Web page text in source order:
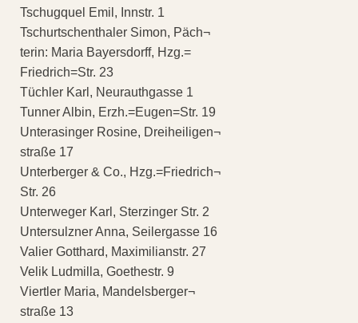
Tschugquel Emil, Innstr. 1
Tschurtschenthaler Simon, Päch¬
terin: Maria Bayersdorff, Hzg.=
Friedrich=Str. 23
Tüchler Karl, Neurauthgasse 1
Tunner Albin, Erzh.=Eugen=Str. 19
Unterasinger Rosine, Dreiheiligen¬
straße 17
Unterberger & Co., Hzg.=Friedrich¬
Str. 26
Unterweger Karl, Sterzinger Str. 2
Untersulzner Anna, Seilergasse 16
Valier Gotthard, Maximilianstr. 27
Velik Ludmilla, Goethestr. 9
Viertler Maria, Mandelsberger¬
straße 13